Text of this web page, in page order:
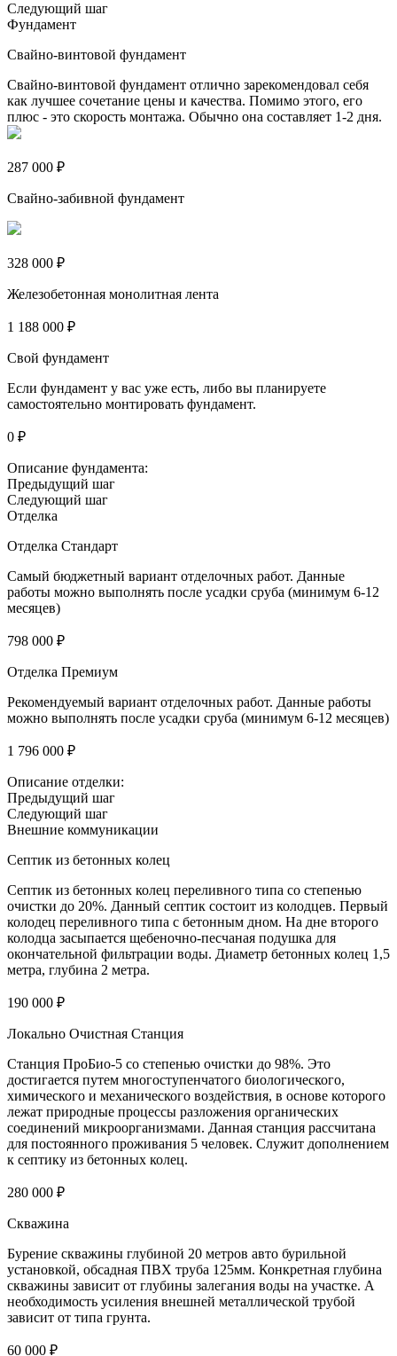
Следующий шаг
Фундамент
Свайно-винтовой фундамент
Свайно-винтовой фундамент отлично зарекомендовал себя
как лучшее сочетание цены и качества. Помимо этого, его
плюс - это скорость монтажа. Обычно она составляет 1-2 дня.
287 000 ₽
Свайно-забивной фундамент
328 000 ₽
Железобетонная монолитная лента
1 188 000 ₽
Свой фундамент
Если фундамент у вас уже есть, либо вы планируете
самостоятельно монтировать фундамент.
0 ₽
Описание фундамента:
Предыдущий шаг
Следующий шаг
Отделка
Отделка Стандарт
Самый бюджетный вариант отделочных работ. Данные
работы можно выполнять после усадки сруба (минимум 6-12
месяцев)
798 000 ₽
Отделка Премиум
Рекомендуемый вариант отделочных работ. Данные работы
можно выполнять после усадки сруба (минимум 6-12 месяцев)
1 796 000 ₽
Описание отделки:
Предыдущий шаг
Следующий шаг
Внешние коммуникации
Септик из бетонных колец
Септик из бетонных колец переливного типа со степенью
очистки до 20%. Данный септик состоит из колодцев. Первый
колодец переливного типа с бетонным дном. На дне второго
колодца засыпается щебеночно-песчаная подушка для
окончательной фильтрации воды. Диаметр бетонных колец 1,5
метра, глубина 2 метра.
190 000 ₽
Локально Очистная Станция
Станция ПроБио-5 со степенью очистки до 98%. Это
достигается путем многоступенчатого биологического,
химического и механического воздействия, в основе которого
лежат природные процессы разложения органических
соединений микроорганизмами. Данная станция рассчитана
для постоянного проживания 5 человек. Служит дополнением
к септику из бетонных колец.
280 000 ₽
Скважина
Бурение скважины глубиной 20 метров авто бурильной
установкой, обсадная ПВХ труба 125мм. Конкретная глубина
скважины зависит от глубины залегания воды на участке. А
необходимость усиления внешней металлической трубой
зависит от типа грунта.
60 000 ₽